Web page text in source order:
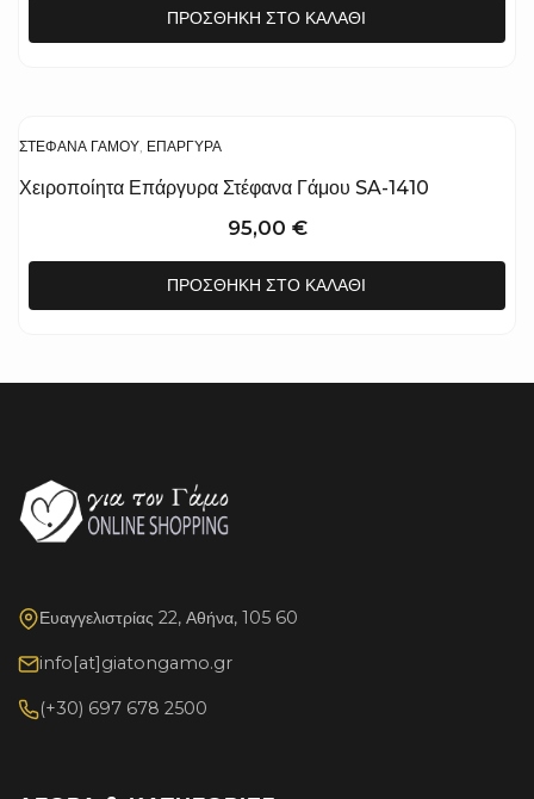
ΠΡΟΣΘΉΚΗ ΣΤΟ ΚΑΛΆΘΙ
ΣΤΈΦΑΝΑ ΓΆΜΟΥ, ΕΠΆΡΓΥΡΑ
Χειροποίητα Επάργυρα Στέφανα Γάμου SA-1410
95,00 €
ΠΡΟΣΘΉΚΗ ΣΤΟ ΚΑΛΆΘΙ
Ευαγγελιστρίας 22, Αθήνα, 105 60
info[at]giatongamo.gr
(+30) 697 678 2500